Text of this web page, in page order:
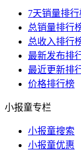
7天销量排
总销量排行
总收入排行
最新发布排
最近更新排
价格排行榜
小报童专栏
小报童搜索
小报童优惠